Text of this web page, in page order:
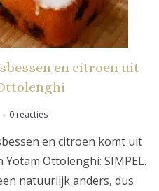
en citroen uit
0 reacties
en citroen komt uit
Ottolenghi: SIMPEL.
natuurlijk anders, dus